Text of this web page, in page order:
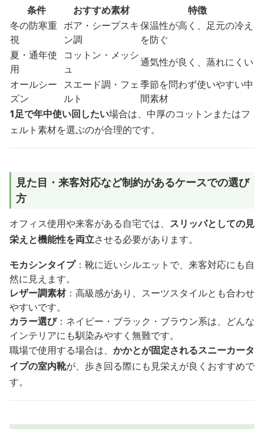
条件
おすすめ素材
特徴
冬の防寒重
視
ボア・シープスキ
ン調
保温性が高く、足元の冷え
を防ぐ
夏・通年使
用
コットン・メッシ
ュ
通気性が良く、蒸れにくい
オールシー
ズン
スエード調・フェ
ルト
季節を問わず使いやすい中
間素材
1足で年中使い回したい場合は、中厚のコットンまたはフ
ェルト素材を選ぶのが合理的です。
見た目・来客対応など制約があるケースでの選び
方
オフィス使用や来客がある自宅では、 スリッパとしての見
栄えと機能性を両立させる必要があります。
モカシンタイプ：靴に近いシルエットで、来客対応にも自
然に見えます。
レザー調素材：高級感があり、スーツスタイルとも合わせ
やすいです。
カラー選び：ネイビー・ブラック・ブラウン系は、どんな
インテリアにも馴染みやすく無難です。
職場で使用する場合は、 かかとが固定されるスニーカータ
イプの室内靴が、歩き回る際にも見栄えが良くおすすめで
す。